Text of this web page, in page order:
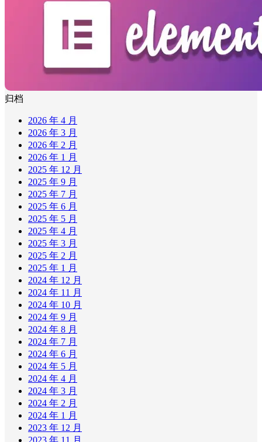
归档
2026 年 4 月
2026 年 3 月
2026 年 2 月
2026 年 1 月
2025 年 12 月
2025 年 9 月
2025 年 7 月
2025 年 6 月
2025 年 5 月
2025 年 4 月
2025 年 3 月
2025 年 2 月
2025 年 1 月
2024 年 12 月
2024 年 11 月
2024 年 10 月
2024 年 9 月
2024 年 8 月
2024 年 7 月
2024 年 6 月
2024 年 5 月
2024 年 4 月
2024 年 3 月
2024 年 2 月
2024 年 1 月
2023 年 12 月